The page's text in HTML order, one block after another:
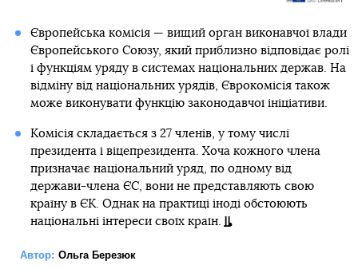
Європейська комісія — вищий орган виконавчої влади
Європейського Союзу, який приблизно відповідає ролі
і функціям уряду в системах національних держав. На
відміну від національних урядів, Єврокомісія також
може виконувати функцію законодавчої ініціативи.
Комісія складається з 27 членів, у тому числі
президента і віцепрезидента. Хоча кожного члена
призначає національний уряд, по одному від
держави-члена ЄС, вони не представляють свою
країну в ЄК. Однак на практиці іноді обстоюють
національні інтереси своїх країн.
Автор: Ольга Березюк